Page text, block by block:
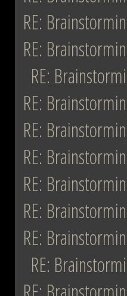
RE:
RE:
RE:
RE:
RE:
RE:
RE:
RE:
RE:
RE: